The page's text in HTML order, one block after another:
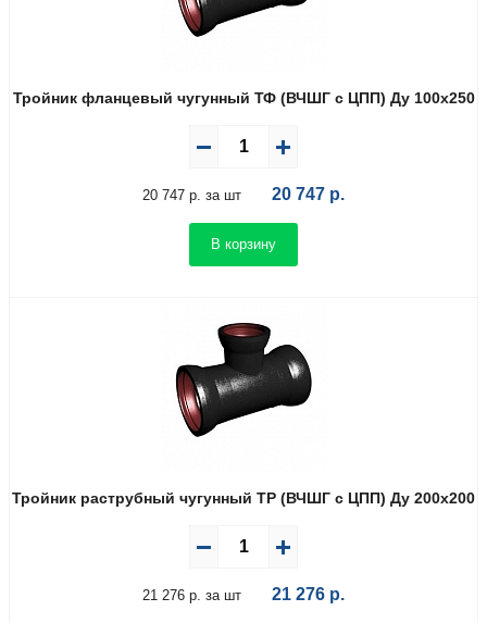
Тройник фланцевый чугунный ТФ (ВЧШГ с ЦПП) Ду 100х250
20 747 р. за шт 20 747 р.
В корзину
Тройник раструбный чугунный ТР (ВЧШГ с ЦПП) Ду 200х200
21 276 р. за шт 21 276 р.